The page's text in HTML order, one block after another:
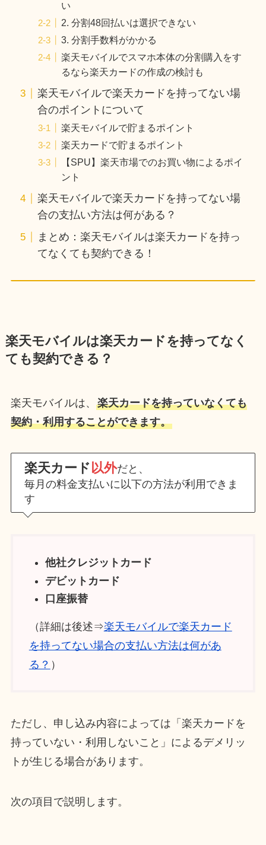
い
2. 分割48回払いは選択できない
3. 分割手数料がかかる
楽天モバイルでスマホ本体の分割購入をす
るなら楽天カードの作成の検討も
楽天モバイルで楽天カードを持ってない場
合のポイントについて
楽天モバイルで貯まるポイント
楽天カードで貯まるポイント
【SPU】楽天市場でのお買い物によるポイ
ント
楽天モバイルで楽天カードを持ってない場
合の支払い方法は何がある？
まとめ：楽天モバイルは楽天カードを持っ
てなくても契約できる！
楽天モバイルは楽天カードを持ってなく
ても契約できる？
楽天モバイルは、 楽天カードを持っていなくても
契約・利用することができます。
楽天カード以外だと、
毎月の料金支払いに以下の方法が利用できま
す
他社クレジットカード
デビットカード
口座振替
（詳細は後述⇒楽天モバイルで楽天カード
を持ってない場合の支払い方法は何があ
る？ ）
ただし、申し込み内容によっては「楽天カードを
持っていない・利用しないこと」によるデメリッ
トが生じる場合があります。
次の項目で説明します。